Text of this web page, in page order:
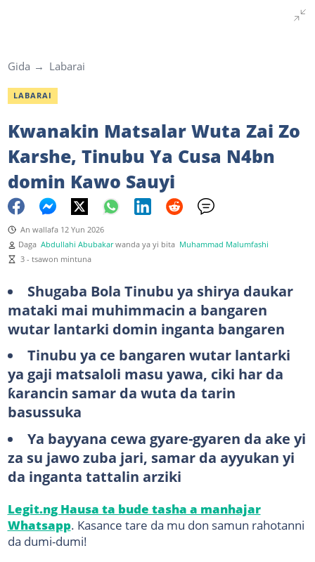
Gida Labarai
LABARAI
Kwanakin Matsalar Wuta Zai Zo
Karshe, Tinubu Ya Cusa N4bn
domin Kawo Sauyi
An wallafa 12 Yun 2026
Daga Abdullahi Abubakar wanda ya yi bita Muhammad Malumfashi
3 - tsawon mintuna
Shugaba Bola Tinubu ya shirya daukar
mataki mai muhimmacin a bangaren
wutar lantarki domin inganta bangaren
Tinubu ya ce bangaren wutar lantarki
ya gaji matsaloli masu yawa, ciki har da
ƙarancin samar da wuta da tarin
basussuka
Ya bayyana cewa gyare-gyaren da ake yi
za su jawo zuba jari, samar da ayyukan yi
da inganta tattalin arziki
Legit.ng Hausa ta bude tasha a manhajar
Whatsapp. Kasance tare da mu don samun rahotanni
da dumi-dumi!